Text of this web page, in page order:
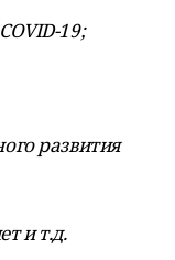
19;
развития
и т.д.